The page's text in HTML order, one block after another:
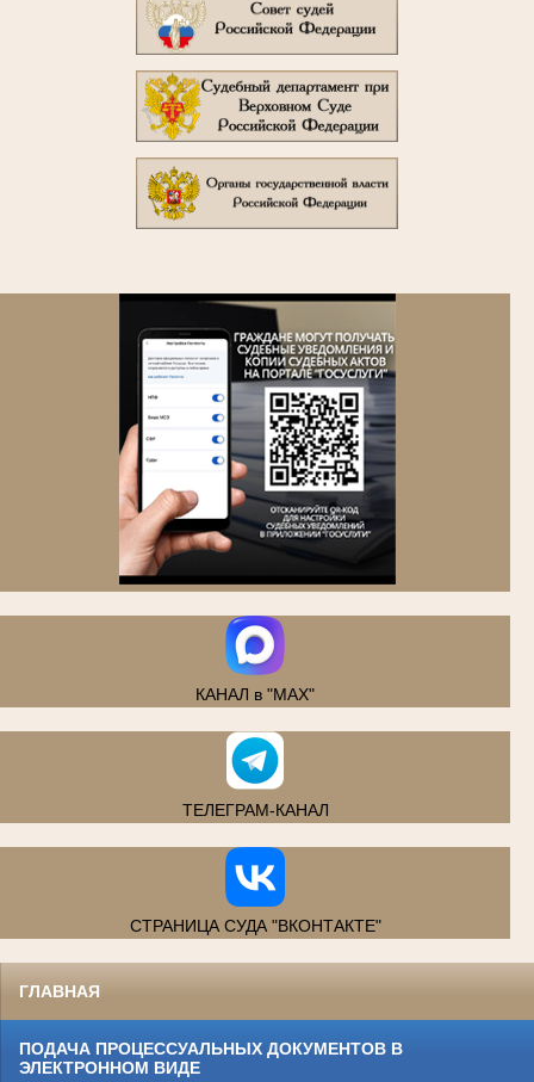
КАНАЛ в "MAX"
ТЕЛЕГРАМ-КАНАЛ
СТРАНИЦА СУДА "ВКОНТАКТЕ"
ГЛАВНАЯ
ПОДАЧА ПРОЦЕССУАЛЬНЫХ ДОКУМЕНТОВ В
ЭЛЕКТРОННОМ ВИДЕ